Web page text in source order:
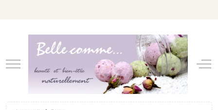
Mobile Menu Toggle